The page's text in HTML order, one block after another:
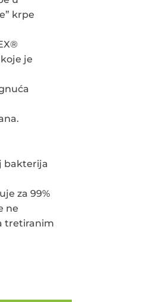
krpe
je
bakterija
za 99%
ne
tretiranim